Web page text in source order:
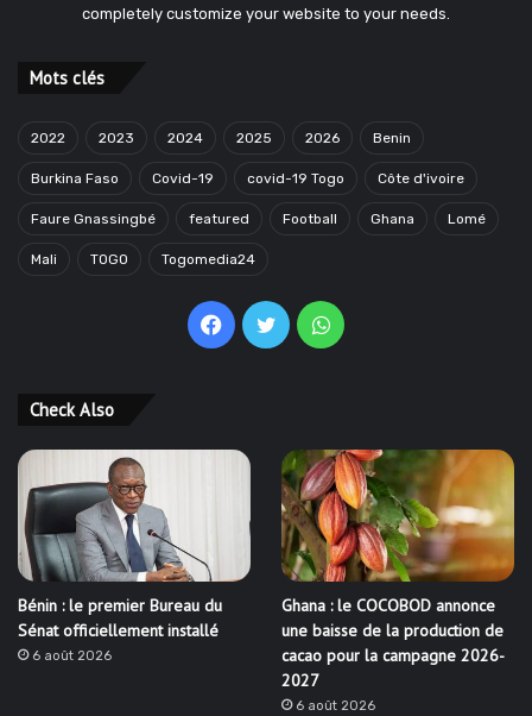
completely customize your website to your needs.
Mots clés
2022 2023 2024 2025 2026 Benin
Burkina Faso Covid-19 covid-19 Togo Côte d'ivoire
Faure Gnassingbé featured Football Ghana Lomé
Mali TOGO Togomedia24
Facebook
TwitterWhatsApp
Check Also
Bénin : le premier Bureau du
Sénat officiellement installé
6 août 2026
Ghana : le COCOBOD annonce
une baisse de la production de
cacao pour la campagne 2026-
2027
6 août 2026